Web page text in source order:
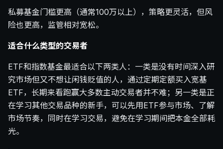
私募基金门槛更高（通常100万以上），策略更灵活，但风
险也更高，监管相对宽松。
适合什么类型的交易者
ETF和指数基金最适合以下两类人：一类是没有时间深入研
究市场但又不想让闲钱贬值的人，通过定期定额买入宽基
ETF，长期来看跑赢大多数主动交易者并不难；另一类是正
在学习其他交易品种的新手，可以先用ETF参与市场、了解
市场节奏，同时在学习交易，避免在学习期间把本金全部耗
光。